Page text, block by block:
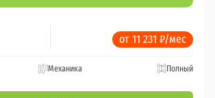
от 11 231 ₽/мес
Механика Полный